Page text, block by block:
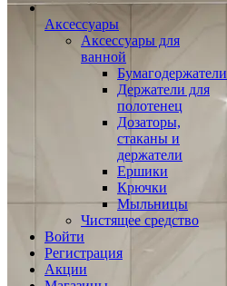
Аксессуары
Аксессуары для
ванной
Бумагодержатели
Держатели для
полотенец
Дозаторы,
стаканы и
держатели
Ершики
Крючки
Мыльницы
Чистящее средство
Войти
Регистрация
Акции